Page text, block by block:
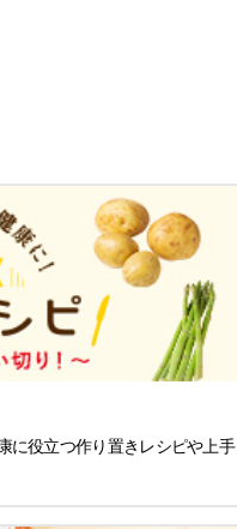
に役立つ作り置きレシピや上手